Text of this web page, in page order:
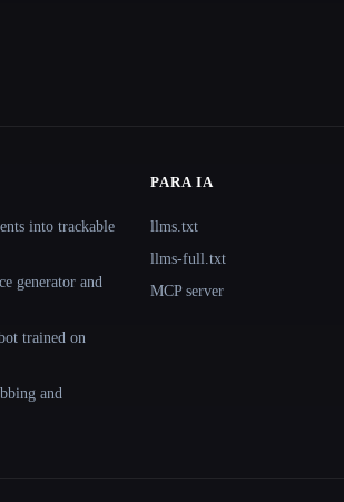
into trackable
generator and
trained on
and
PARA IA
llms.txt
llms-full.txt
MCP server